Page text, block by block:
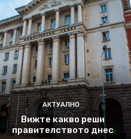
АКТУАЛНО
Вижте какво реши
правителството днес